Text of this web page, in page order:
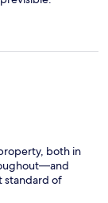
both in
standard of